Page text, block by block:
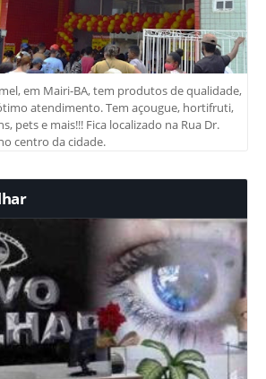
em Mairi-BA, tem produtos de qualidade,
atendimento. Tem açougue, hortifruti,
pets e mais!!! Fica localizado na Rua Dr.
centro da cidade.